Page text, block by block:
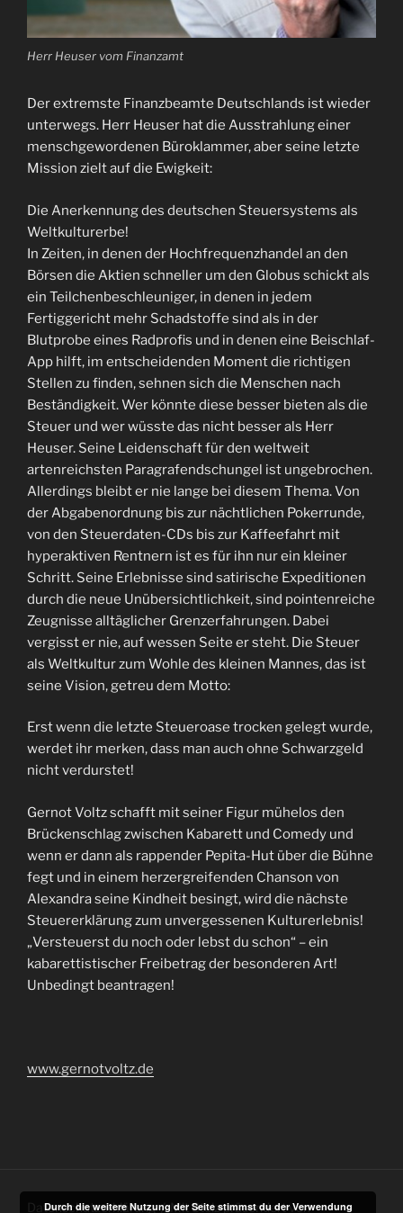
Herr Heuser vom Finanzamt
Der extremste Finanzbeamte Deutschlands ist wieder
unterwegs. Herr Heuser hat die Ausstrahlung einer
menschgewordenen Büroklammer, aber seine letzte
Mission zielt auf die Ewigkeit:
Die Anerkennung des deutschen Steuersystems als
Weltkulturerbe!
In Zeiten, in denen der Hochfrequenzhandel an den
Börsen die Aktien schneller um den Globus schickt als
ein Teilchenbeschleuniger, in denen in jedem
Fertiggericht mehr Schadstoffe sind als in der
Blutprobe eines Radprofis und in denen eine Beischlaf-
App hilft, im entscheidenden Moment die richtigen
Stellen zu finden, sehnen sich die Menschen nach
Beständigkeit. Wer könnte diese besser bieten als die
Steuer und wer wüsste das nicht besser als Herr
Heuser. Seine Leidenschaft für den weltweit
artenreichsten Paragrafendschungel ist ungebrochen.
Allerdings bleibt er nie lange bei diesem Thema. Von
der Abgabenordnung bis zur nächtlichen Pokerrunde,
von den Steuerdaten-CDs bis zur Kaffeefahrt mit
hyperaktiven Rentnern ist es für ihn nur ein kleiner
Schritt. Seine Erlebnisse sind satirische Expeditionen
durch die neue Unübersichtlichkeit, sind pointenreiche
Zeugnisse alltäglicher Grenzerfahrungen. Dabei
vergisst er nie, auf wessen Seite er steht. Die Steuer
als Weltkultur zum Wohle des kleinen Mannes, das ist
seine Vision, getreu dem Motto:
Erst wenn die letzte Steueroase trocken gelegt wurde,
werdet ihr merken, dass man auch ohne Schwarzgeld
nicht verdurstet!
Gernot Voltz schafft mit seiner Figur mühelos den
Brückenschlag zwischen Kabarett und Comedy und
wenn er dann als rappender Pepita-Hut über die Bühne
fegt und in einem herzergreifenden Chanson von
Alexandra seine Kindheit besingt, wird die nächste
Steuererklärung zum unvergessenen Kulturerlebnis!
„Versteuerst du noch oder lebst du schon“ – ein
kabarettistischer Freibetrag der besonderen Art!
Unbedingt beantragen!
www.gernotvoltz.de
Datenschutzerklärung Mit Stolz präsentiert von
Durch die weitere Nutzung der Seite stimmst du der Verwendung